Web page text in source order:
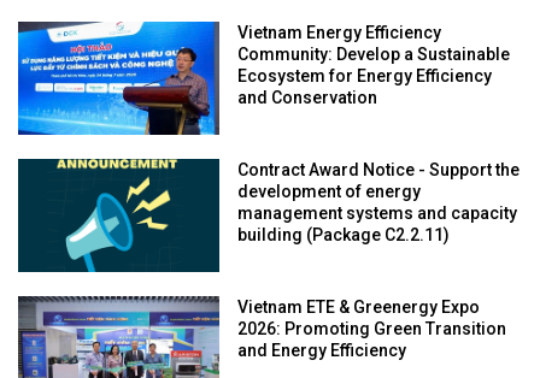
Vietnam Energy Efficiency
Community: Develop a Sustainable
Ecosystem for Energy Efficiency
and Conservation
Contract Award Notice - Support the
development of energy
management systems and capacity
building (Package C2.2.11)
Vietnam ETE & Greenergy Expo
2026: Promoting Green Transition
and Energy Efficiency